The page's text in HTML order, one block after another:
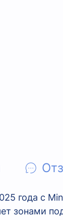
года с
зонами